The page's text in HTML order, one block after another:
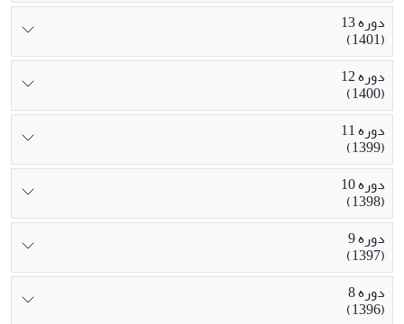
دوره 13
(1401)
دوره 12
(1400)
دوره 11
(1399)
دوره 10
(1398)
دوره 9
(1397)
دوره 8
(1396)